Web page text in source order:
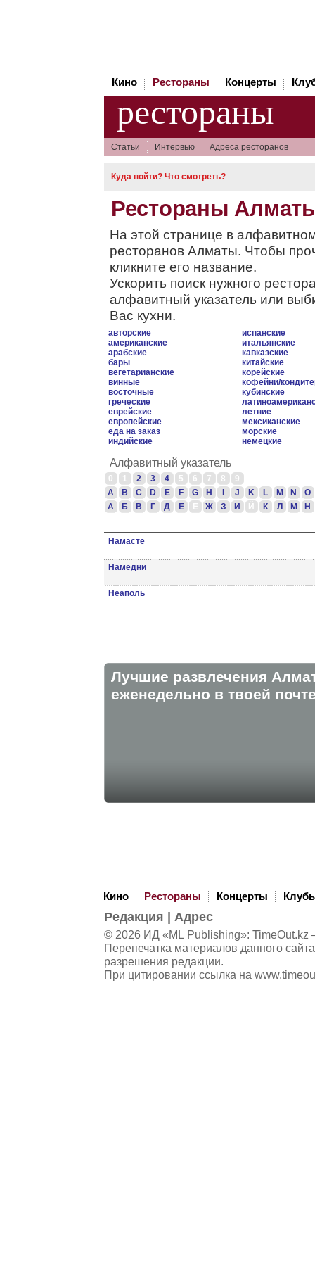
Кино Рестораны Концерты
рестораны
Статьи Интервью Адреса ресторанов
Куда пойти? Что смотреть?
Рестораны
На этой странице в
ресторанов Алматы. Чтобы
кликните его название.
Ускорить поиск нужного
алфавитный указатель или
Вас кухни.
авторские
американские
арабские
бары
вегетарианские
винные
восточные
греческие
еврейские
европейские
еда на заказ
индийские
испанские
итальянские
кавказские
китайские
корейские
кофейни/
кубинские
летние
мексиканские
морские
немецкие
Алфавитный указатель
0 1 2 3 4 5 6 7 8
9
A
B C D E F G H J K L M N
O
А
Б В Г Д Е Ё Ж З И Й К Л М Н
Намасте
Намедни
Неаполь
Лучшие развлечения
eженедельно в твоей
Кино Рестораны Концерты
Редакция Адрес
© 2026 ИД «ML Publishing»: TimeOut.kz
Перепечатка материалов данного
разрешения редакции.
При цитировании ссылка на